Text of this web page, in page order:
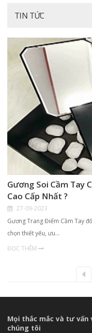
TIN TỨC
Gương Soi Cầm Tay
Cao Cấp Nhất ?
27-09-2023
Gương Trang Điểm Cầm Tay
chọn thiết yếu, ưu…
ĐỌC THÊM
Mọi thắc mắc và tư
chúng tôi